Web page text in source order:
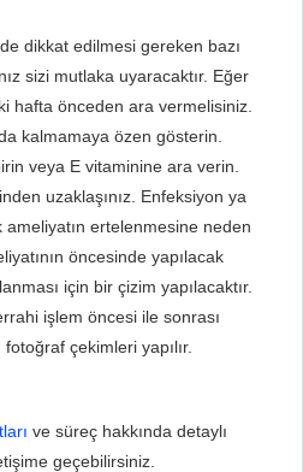
dikkat edilmesi gereken bazı
sizi mutlaka uyaracaktır. Eğer
hafta önceden ara vermelisiniz.
kalmamaya özen gösterin.
veya E vitaminine ara verin.
uzaklaşınız. Enfeksiyon ya
ameliyatın ertelenmesine neden
öncesinde yapılacak
için bir çizim yapılacaktır.
işlem öncesi ile sonrası
fotoğraf çekimleri yapılır.
ve süreç hakkında detaylı
geçebilirsiniz.